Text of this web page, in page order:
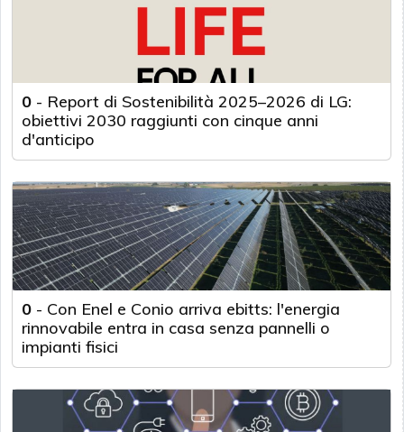
0 - Report di Sostenibilità 2025–2026 di LG:
obiettivi 2030 raggiunti con cinque anni
d'anticipo
0 - Con Enel e Conio arriva ebitts: l'energia
rinnovabile entra in casa senza pannelli o
impianti fisici